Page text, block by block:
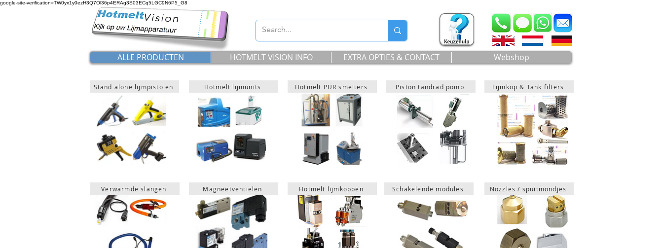
google-site-verification=TW0yx1y0ezH3Q7Ol36p4ERAg3S03ECq5LGC9N6P5_G8
ALLE PRODUCTEN HOTMELT VISION INFO EXTRA OPTIES & CONTACT Webshop
Stand alone lijmpistolen Hotmelt lijmunits Hotmelt PUR smelters Piston tandrad pomp Lijmkop & Tank filters
Verwarmde slangen Nozzles / spuitmondjes
Schakelende modules
Hotmelt lijmkoppen
Magneetventielen